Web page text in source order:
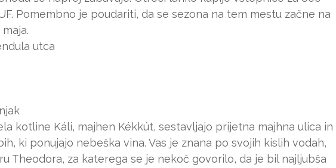
Pomembno je poudariti, da se sezona na tem mestu začne na
utca
kotline Káli, majhen Kékkút, sestavljajo prijetna majhna ulica in
ki ponujajo nebeška vina. Vas je znana po svojih kislih vodah,
Theodora, za katerega se je nekoč govorilo, da je bil najljubša